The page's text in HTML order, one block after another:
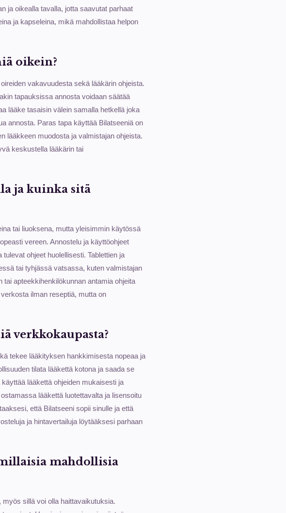
ja oikealla tavalla, jotta saavutat parhaat
ja kapseleina, mikä mahdollistaa helpon
oikein?
vakavuudesta sekä lääkärin ohjeista.
tapauksissa annosta voidaan säätää
lääke tasaisin välein samalla hetkellä joka
annosta. Paras tapa käyttää Bilatseeniä on
lääkkeen muodosta ja valmistajan ohjeista.
keskustella lääkärin tai
ja kuinka sitä
tai liuoksena, mutta yleisimmin käytössä
vereen. Annostelu ja käyttöohjeet
ohjeet huolellisesti. Tablettien ja
tai tyhjässä vatsassa, kuten valmistajan
apteekkihenkilökunnan antamia ohjeita
ilman reseptiä, mutta on
verkkokaupasta?
tekee lääkityksen hankkimisesta nopeaa ja
tilata lääkettä kotona ja saada se
lääkettä ohjeiden mukaisesti ja
lääkettä luotettavalta ja lisensoitu
että Bilatseeni sopii sinulle ja että
ja hintavertailuja löytääksesi parhaan
mahdollisia
sillä voi olla haittavaikutuksia.